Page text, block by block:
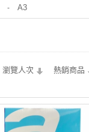
◎食品/零食/飲料
- A3
瀏覽人次 熱銷商品